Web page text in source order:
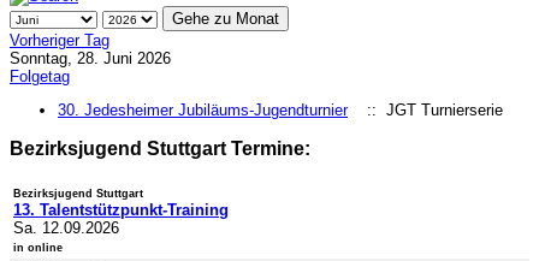
Gehe zu Monat
Vorheriger Tag
Sonntag, 28. Juni 2026
Folgetag
30. Jedesheimer Jubiläums-Jugendturnier
:: JGT Turnierserie
Bezirksjugend Stuttgart Termine:
Bezirksjugend Stuttgart
13. Talentstützpunkt-Training
Sa. 12.09.2026
in online